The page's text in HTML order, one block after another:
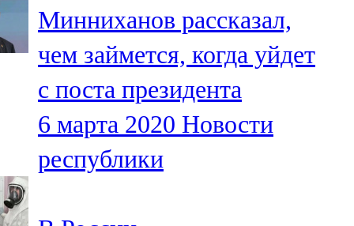
Нурлат
104,7 FM
Олы Әтнә
71,42 FM
Сарман
Минниханов рассказал,
чем займется, когда уйдет
с поста президента
6 марта 2020 Новости
республики